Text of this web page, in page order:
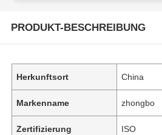
PRODUKT-BESCHREIBUNG
Herkunftsort China
Markenname zhongbo
Zertifizierung ISO